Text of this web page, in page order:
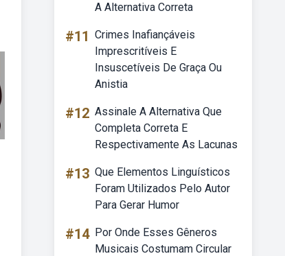
A Alternativa Correta
#11 Crimes Inafiançáveis
Imprescritíveis E
Insuscetíveis De Graça Ou
Anistia
#12 Assinale A Alternativa Que
Completa Correta E
Respectivamente As Lacunas
#13 Que Elementos Linguísticos
Foram Utilizados Pelo Autor
Para Gerar Humor
#14 Por Onde Esses Gêneros
Musicais Costumam Circular